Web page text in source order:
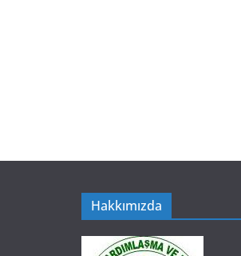
Hakkımızda